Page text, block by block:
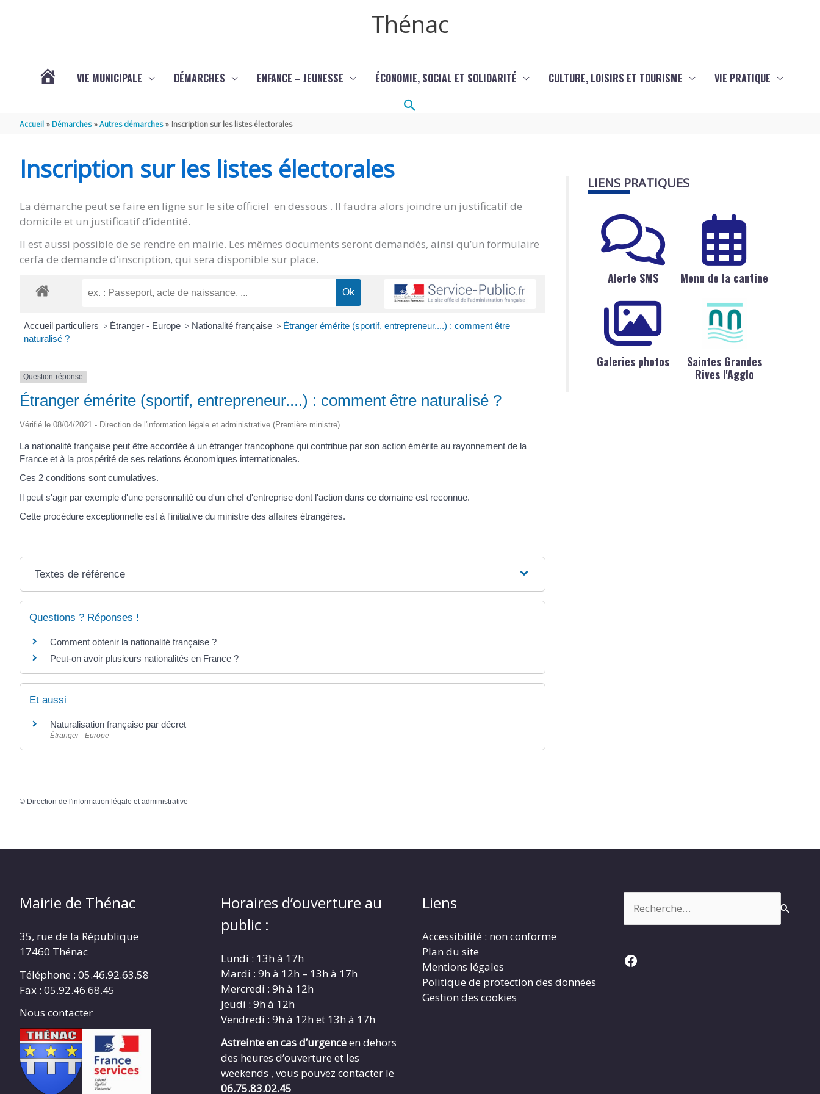
Thénac
THÉNAC
VIE MUNICIPALE DÉMARCHES ENFANCE – JEUNESSE ÉCONOMIE, SOCIAL ET SOLIDARITÉ CULTURE, LOISIRS ET TOURISME VIE PRATIQUE
Rechercher
Accueil Démarches Autres démarches Inscription sur les listes électorales
Inscription sur les listes électorales
La démarche peut se faire en ligne sur le site officiel en dessous . Il faudra alors joindre un justificatif de
domicile et un justificatif d’identité.
Il est aussi possible de se rendre en mairie. Les mêmes documents seront demandés, ainsi qu’un formulaire
cerfa de demande d’inscription, qui sera disponible sur place.
Accueil particuliers > Étranger - Europe > Nationalité française > Étranger émérite (sportif, entrepreneur....) : comment être
naturalisé ?
Question-réponse
Étranger émérite (sportif, entrepreneur....) : comment être naturalisé ?
Vérifié le 08/04/2021 - Direction de l'information légale et administrative (Première ministre)
La nationalité française peut être accordée à un étranger francophone qui contribue par son action émérite au rayonnement de la
France et à la prospérité de ses relations économiques internationales.
Ces 2 conditions sont cumulatives.
Il peut s'agir par exemple d'une personnalité ou d'un chef d'entreprise dont l'action dans ce domaine est reconnue.
Cette procédure exceptionnelle est à l'initiative du ministre des affaires étrangères.
Textes de référence
Questions ? Réponses !
Comment obtenir la nationalité française ?
Peut-on avoir plusieurs nationalités en France ?
Et aussi
Naturalisation française par décret
Étranger - Europe
© Direction de l'information légale et administrative
LIENS PRATIQUES
Alerte SMS Menu de la cantine
Galeries photos
Saintes Grandes
Rives l'Agglo
Mairie de Thénac
35, rue de la République
17460 Thénac
Téléphone : 05.46.92.63.58
Fax : 05.92.46.68.45
Nous contacter
Horaires d’ouverture au
public :
Lundi : 13h à 17h
Mardi : 9h à 12h – 13h à 17h
Mercredi : 9h à 12h
Jeudi : 9h à 12h
Vendredi : 9h à 12h et 13h à 17h
Astreinte en cas d’urgenceen dehors
des heures d’ouverture et les
weekends , vous pouvez contacter le
06.75.83.02.45
Liens
Accessibilité : non conforme
Plan du site
Mentions légales
Politique de protection des données
Gestion des cookies
Facebook